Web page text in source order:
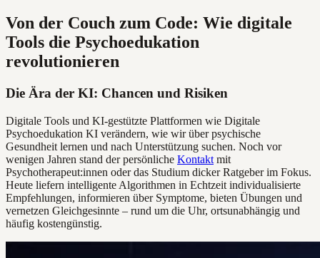
Von der Couch zum Code: Wie digitale
Tools die Psychoedukation
revolutionieren
Die Ära der KI: Chancen und Risiken
Digitale Tools und KI-gestützte Plattformen wie Digitale
Psychoedukation KI verändern, wie wir über psychische
Gesundheit lernen und nach Unterstützung suchen. Noch vor
wenigen Jahren stand der persönliche Kontakt mit
Psychotherapeut:innen oder das Studium dicker Ratgeber im Fokus.
Heute liefern intelligente Algorithmen in Echtzeit individualisierte
Empfehlungen, informieren über Symptome, bieten Übungen und
vernetzen Gleichgesinnte – rund um die Uhr, ortsunabhängig und
häufig kostengünstig.